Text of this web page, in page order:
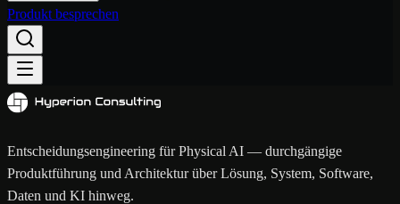
Produkt besprechen
Entscheidungsengineering für Physical AI — durchgängige
Produktführung und Architektur über Lösung, System, Software,
Daten und KI hinweg.